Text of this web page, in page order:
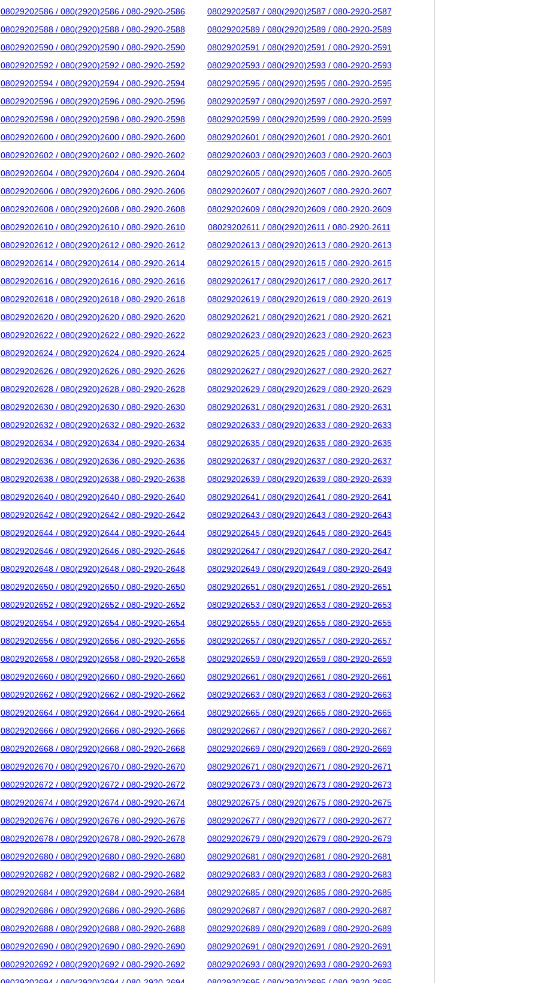
08029202586 / 080(2920)2586 / 080-2920-2586
08029202587 / 080(2920)2587 / 080-2920-2587
08029202588 / 080(2920)2588 / 080-2920-2588
08029202589 / 080(2920)2589 / 080-2920-2589
08029202590 / 080(2920)2590 / 080-2920-2590
08029202591 / 080(2920)2591 / 080-2920-2591
08029202592 / 080(2920)2592 / 080-2920-2592
08029202593 / 080(2920)2593 / 080-2920-2593
08029202594 / 080(2920)2594 / 080-2920-2594
08029202595 / 080(2920)2595 / 080-2920-2595
08029202596 / 080(2920)2596 / 080-2920-2596
08029202597 / 080(2920)2597 / 080-2920-2597
08029202598 / 080(2920)2598 / 080-2920-2598
08029202599 / 080(2920)2599 / 080-2920-2599
08029202600 / 080(2920)2600 / 080-2920-2600
08029202601 / 080(2920)2601 / 080-2920-2601
08029202602 / 080(2920)2602 / 080-2920-2602
08029202603 / 080(2920)2603 / 080-2920-2603
08029202604 / 080(2920)2604 / 080-2920-2604
08029202605 / 080(2920)2605 / 080-2920-2605
08029202606 / 080(2920)2606 / 080-2920-2606
08029202607 / 080(2920)2607 / 080-2920-2607
08029202608 / 080(2920)2608 / 080-2920-2608
08029202609 / 080(2920)2609 / 080-2920-2609
08029202610 / 080(2920)2610 / 080-2920-2610
08029202611 / 080(2920)2611 / 080-2920-2611
08029202612 / 080(2920)2612 / 080-2920-2612
08029202613 / 080(2920)2613 / 080-2920-2613
08029202614 / 080(2920)2614 / 080-2920-2614
08029202615 / 080(2920)2615 / 080-2920-2615
08029202616 / 080(2920)2616 / 080-2920-2616
08029202617 / 080(2920)2617 / 080-2920-2617
08029202618 / 080(2920)2618 / 080-2920-2618
08029202619 / 080(2920)2619 / 080-2920-2619
08029202620 / 080(2920)2620 / 080-2920-2620
08029202621 / 080(2920)2621 / 080-2920-2621
08029202622 / 080(2920)2622 / 080-2920-2622
08029202623 / 080(2920)2623 / 080-2920-2623
08029202624 / 080(2920)2624 / 080-2920-2624
08029202625 / 080(2920)2625 / 080-2920-2625
08029202626 / 080(2920)2626 / 080-2920-2626
08029202627 / 080(2920)2627 / 080-2920-2627
08029202628 / 080(2920)2628 / 080-2920-2628
08029202629 / 080(2920)2629 / 080-2920-2629
08029202630 / 080(2920)2630 / 080-2920-2630
08029202631 / 080(2920)2631 / 080-2920-2631
08029202632 / 080(2920)2632 / 080-2920-2632
08029202633 / 080(2920)2633 / 080-2920-2633
08029202634 / 080(2920)2634 / 080-2920-2634
08029202635 / 080(2920)2635 / 080-2920-2635
08029202636 / 080(2920)2636 / 080-2920-2636
08029202637 / 080(2920)2637 / 080-2920-2637
08029202638 / 080(2920)2638 / 080-2920-2638
08029202639 / 080(2920)2639 / 080-2920-2639
08029202640 / 080(2920)2640 / 080-2920-2640
08029202641 / 080(2920)2641 / 080-2920-2641
08029202642 / 080(2920)2642 / 080-2920-2642
08029202643 / 080(2920)2643 / 080-2920-2643
08029202644 / 080(2920)2644 / 080-2920-2644
08029202645 / 080(2920)2645 / 080-2920-2645
08029202646 / 080(2920)2646 / 080-2920-2646
08029202647 / 080(2920)2647 / 080-2920-2647
08029202648 / 080(2920)2648 / 080-2920-2648
08029202649 / 080(2920)2649 / 080-2920-2649
08029202650 / 080(2920)2650 / 080-2920-2650
08029202651 / 080(2920)2651 / 080-2920-2651
08029202652 / 080(2920)2652 / 080-2920-2652
08029202653 / 080(2920)2653 / 080-2920-2653
08029202654 / 080(2920)2654 / 080-2920-2654
08029202655 / 080(2920)2655 / 080-2920-2655
08029202656 / 080(2920)2656 / 080-2920-2656
08029202657 / 080(2920)2657 / 080-2920-2657
08029202658 / 080(2920)2658 / 080-2920-2658
08029202659 / 080(2920)2659 / 080-2920-2659
08029202660 / 080(2920)2660 / 080-2920-2660
08029202661 / 080(2920)2661 / 080-2920-2661
08029202662 / 080(2920)2662 / 080-2920-2662
08029202663 / 080(2920)2663 / 080-2920-2663
08029202664 / 080(2920)2664 / 080-2920-2664
08029202665 / 080(2920)2665 / 080-2920-2665
08029202666 / 080(2920)2666 / 080-2920-2666
08029202667 / 080(2920)2667 / 080-2920-2667
08029202668 / 080(2920)2668 / 080-2920-2668
08029202669 / 080(2920)2669 / 080-2920-2669
08029202670 / 080(2920)2670 / 080-2920-2670
08029202671 / 080(2920)2671 / 080-2920-2671
08029202672 / 080(2920)2672 / 080-2920-2672
08029202673 / 080(2920)2673 / 080-2920-2673
08029202674 / 080(2920)2674 / 080-2920-2674
08029202675 / 080(2920)2675 / 080-2920-2675
08029202676 / 080(2920)2676 / 080-2920-2676
08029202677 / 080(2920)2677 / 080-2920-2677
08029202678 / 080(2920)2678 / 080-2920-2678
08029202679 / 080(2920)2679 / 080-2920-2679
08029202680 / 080(2920)2680 / 080-2920-2680
08029202681 / 080(2920)2681 / 080-2920-2681
08029202682 / 080(2920)2682 / 080-2920-2682
08029202683 / 080(2920)2683 / 080-2920-2683
08029202684 / 080(2920)2684 / 080-2920-2684
08029202685 / 080(2920)2685 / 080-2920-2685
08029202686 / 080(2920)2686 / 080-2920-2686
08029202687 / 080(2920)2687 / 080-2920-2687
08029202688 / 080(2920)2688 / 080-2920-2688
08029202689 / 080(2920)2689 / 080-2920-2689
08029202690 / 080(2920)2690 / 080-2920-2690
08029202691 / 080(2920)2691 / 080-2920-2691
08029202692 / 080(2920)2692 / 080-2920-2692
08029202693 / 080(2920)2693 / 080-2920-2693